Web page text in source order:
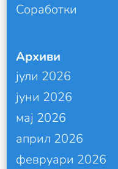
Соработки
Архиви
јули 2026
јуни 2026
мај 2026
април 2026
февруари 2026